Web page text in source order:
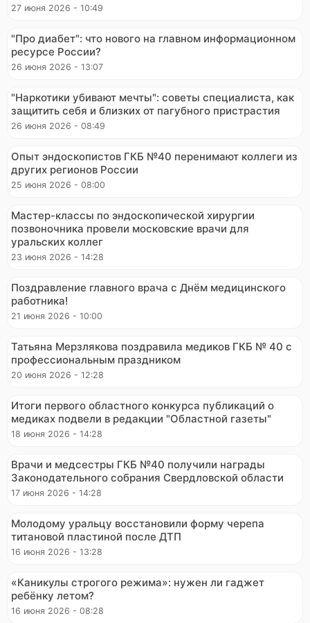
27 июня 2026 - 10:49
"Про диабет": что нового на главном информационном
ресурсе России?
26 июня 2026 - 13:07
"Наркотики убивают мечты": советы специалиста, как
защитить себя и близких от пагубного пристрастия
26 июня 2026 - 08:49
Опыт эндоскопистов ГКБ №40 перенимают коллеги из
других регионов России
25 июня 2026 - 08:00
Мастер-классы по эндоскопической хирургии
позвоночника провели московские врачи для
уральских коллег
23 июня 2026 - 14:28
Поздравление главного врача с Днём медицинского
работника!
21 июня 2026 - 10:00
Татьяна Мерзлякова поздравила медиков ГКБ № 40 с
профессиональным праздником
20 июня 2026 - 12:28
Итоги первого областного конкурса публикаций о
медиках подвели в редакции "Областной газеты"
18 июня 2026 - 14:28
Врачи и медсестры ГКБ №40 получили награды
Законодательного собрания Свердловской области
17 июня 2026 - 14:28
Молодому уральцу восстановили форму черепа
титановой пластиной после ДТП
16 июня 2026 - 13:28
«Каникулы строгого режима»: нужен ли гаджет
ребёнку летом?
16 июня 2026 - 08:28